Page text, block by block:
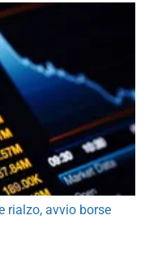
rialzo, avvio borse